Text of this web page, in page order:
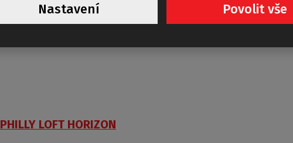
PHILLY LOFT HORIZON
Nastavení Povolit vše